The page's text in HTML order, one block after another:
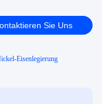
Sie Uns
Eisenlegierung